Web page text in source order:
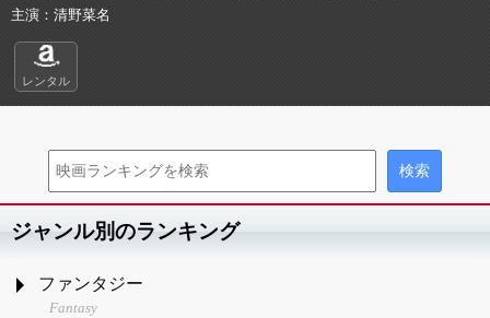
主演
清野菜名
レンタル
ジャンル別のランキング
ファンタジー
Fantasy